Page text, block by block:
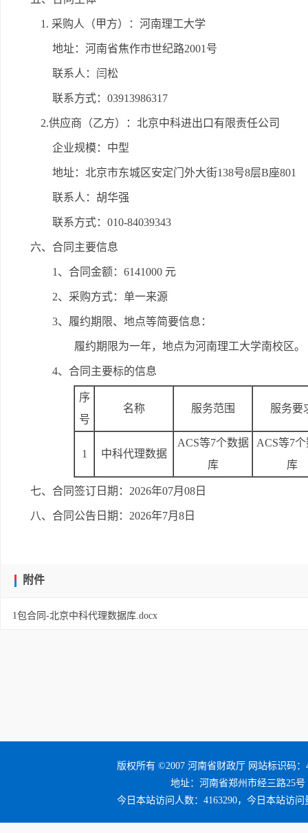
1. 采购人（甲方）：河南理工大学
地址：河南省焦作市世纪路2001号
联系人：闫松
联系方式：03913986317
2.供应商（乙方）：北京中科进出口有限责任公司
企业规模：中型
地址：北京市东城区安定门外大街138号8层B座801
联系人：胡华强
联系方式：010-84039343
六、合同主要信息
1、合同金额：6141000 元
2、采购方式：单一来源
3、履约期限、地点等简要信息：
履约期限为一年，地点为河南理工大学南校区。
4、合同主要标的信息
序
号
名称 服务范围 服务要
1 中科代理数据
ACS等7个数据
库
ACS等7
库
七、合同签订日期：2026年07月08日
八、合同公告日期：2026年7月8日
附件
1包合同-北京中科代理数据库.docx
版权所有 ©2007 河南省财政厅 网站标识码：
地址：河南省郑州市经三路25号
今日本站访问人数：4163290，今日本站访问